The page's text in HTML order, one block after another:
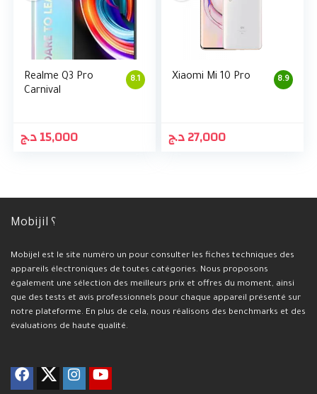
8.1
Realme Q3 Pro
Carnival
15,000د.ج
8.9
Xiaomi Mi 10 Pro
27,000د.ج
Mobijil ؟
Mobijel est le site numéro un pour consulter les fiches techniques des
appareils électroniques de toutes catégories. Nous proposons
également une sélection des meilleurs prix et offres du moment, ainsi
que des tests et avis professionnels pour chaque appareil présenté sur
notre plateforme. En plus de cela, nous réalisons des benchmarks et des
évaluations de haute qualité.